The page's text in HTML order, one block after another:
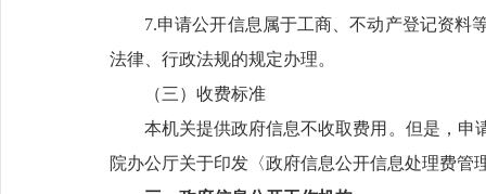
7.申请公开信息属于工商、不动产登记资料
法律、行政法规的规定办理。
（三）收费标准
本机关提供政府信息不收取费用。但是，申
院办公厅关于印发〈政府信息公开信息处理费管